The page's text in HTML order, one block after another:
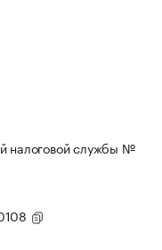
налоговой службы №